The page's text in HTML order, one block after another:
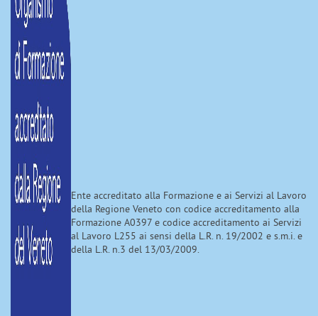
Ente accreditato alla Formazione e ai Servizi al Lavoro
della Regione Veneto con codice accreditamento alla
Formazione A0397 e codice accreditamento ai Servizi
al Lavoro L255 ai sensi della L.R. n. 19/2002 e s.m.i. e
della L.R. n.3 del 13/03/2009.